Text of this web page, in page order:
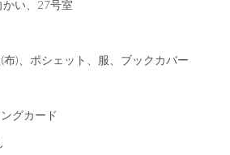
い、27号室
)、ポシェット、服、ブックカバー
グカード